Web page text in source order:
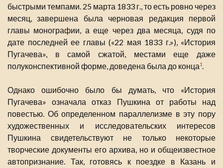
быстрыми темпами. 25 марта 1833 г., то есть ровно через
месяц, завершена была черновая редакция первой
главы монографии, а еще через два месяца, судя по
дате последней ее главы («22 мая 1833 г.»), «История
Пугачева», в самой сжатой, местами еще даже
полуконспективной форме, доведена была до конца1.
Однако ошибочно было бы думать, что «История
Пугачева» означала отказ Пушкина от работы над
повестью. Об определенном параллелизме в эту пору
художественных и исследовательских интересов
Пушкина свидетельствуют не только некоторые
творческие документы его архива, но и общеизвестное
автопризнание. Так, готовясь к поездке в Казань и